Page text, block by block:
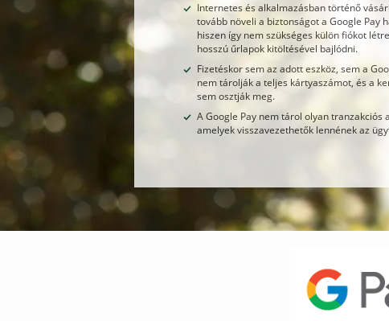
Internetes és alkalmazásban történő
tovább növeli a biztonságot a Google Pay
hiszen így nem szükséges külön fiókot
hosszú űrlapok kitöltésével bajlódni.
Fizetéskor sem az adott eszköz, sem a
nem tárolják a teljes kártyaszámot, és a
sem osztják meg.
A Google Pay nem tárol olyan tranzakciós
amelyek visszavezethetők lennének az